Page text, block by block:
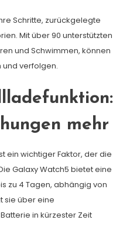
Schritte, zurückgelegte
Mit über 90 unterstützten
und Schwimmen, können
und verfolgen.
mehr
ein wichtiger Faktor, der die
Galaxy Watch5 bietet eine
zu 4 Tagen, abhängig von
sie über eine
in kürzester Zeit